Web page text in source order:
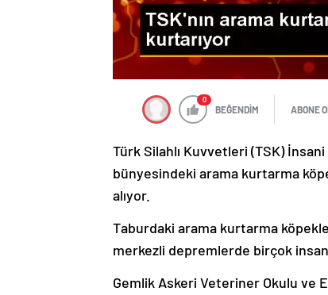
0
BEĞENDİM ABONE
Türk Silahlı Kuvvetleri (TSK)
bünyesindeki arama kurtarma
alıyor.
Taburdaki arama kurtarma
merkezli depremlerde birçok
Gemlik Askeri Veteriner Okulu ve